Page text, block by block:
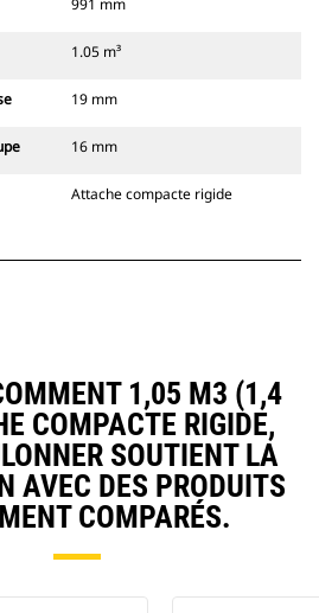
991 mm
1.05 m³
19 mm
16 mm
Attache compacte rigide
1,05 M3 (1,4
COMPACTE RIGIDE,
SOUTIENT LA
AVEC DES PRODUITS
COMPARÉS.